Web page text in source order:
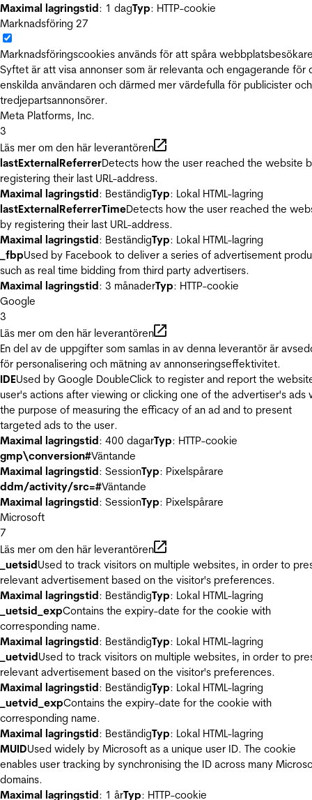
Maximal lagringstid: 1 dagTyp: HTTP-cookie
Marknadsföring 27
Marknadsföringscookies används för att spåra
Syftet är att visa annonser som är relevanta och engagerande för
enskilda användaren och därmed mer värdefulla för publicister och
tredjepartsannonsörer.
Meta Platforms, Inc.
3
Läs mer om den här leverantören
lastExternalReferrerDetects how the user reached the website
registering their last URL-address.
Maximal lagringstid: BeständigTyp: Lokal HTML-lagring
lastExternalReferrerTimeDetects how the user reached the
by registering their last URL-address.
Maximal lagringstid: BeständigTyp: Lokal HTML-lagring
_fbpUsed by Facebook to deliver a series of advertisement
such as real time bidding from third party advertisers.
Maximal lagringstid: 3 månaderTyp: HTTP-cookie
Google
3
Läs mer om den här leverantören
En del av de uppgifter som samlas in av denna leverantör är
för personalisering och mätning av annonseringseffektivitet.
IDEUsed by Google DoubleClick to register and report the
user's actions after viewing or clicking one of the advertiser's ads
the purpose of measuring the efficacy of an ad and to present
targeted ads to the user.
Maximal lagringstid: 400 dagarTyp: HTTP-cookie
gmp\conversion#Väntande
Maximal lagringstid: SessionTyp: Pixelspårare
ddm/activity/src=#Väntande
Maximal lagringstid: SessionTyp: Pixelspårare
Microsoft
7
Läs mer om den här leverantören
_uetsidUsed to track visitors on multiple websites, in order to
relevant advertisement based on the visitor's preferences.
Maximal lagringstid: BeständigTyp: Lokal HTML-lagring
_uetsid_expContains the expiry-date for the cookie with
corresponding name.
Maximal lagringstid: BeständigTyp: Lokal HTML-lagring
_uetvidUsed to track visitors on multiple websites, in order to
relevant advertisement based on the visitor's preferences.
Maximal lagringstid: BeständigTyp: Lokal HTML-lagring
_uetvid_expContains the expiry-date for the cookie with
corresponding name.
Maximal lagringstid: BeständigTyp: Lokal HTML-lagring
MUIDUsed widely by Microsoft as a unique user ID. The cookie
enables user tracking by synchronising the ID across many
domains.
Maximal lagringstid: 1 årTyp: HTTP-cookie